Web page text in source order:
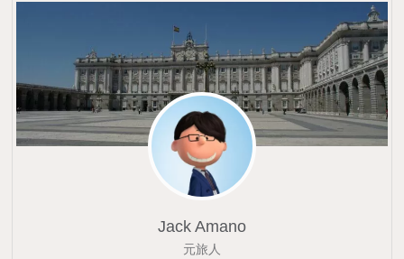
Jack Amano
元旅人